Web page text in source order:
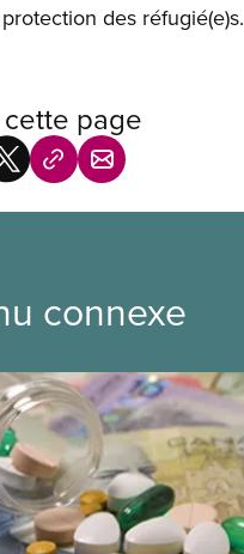
des réfugié(e)s.
page
connexe